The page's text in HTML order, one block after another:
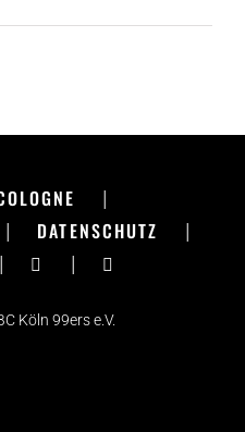
|
| DATENSCHUTZ
|
| |
Köln 99ers e.V.